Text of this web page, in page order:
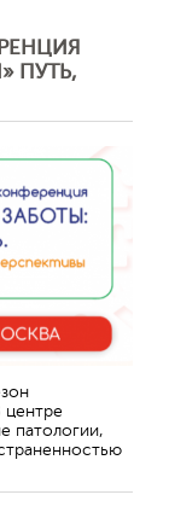
ПУТЬ,
патологии,